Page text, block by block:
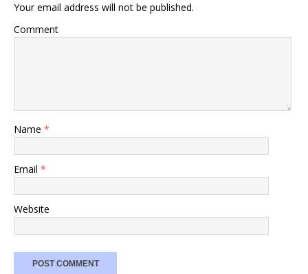
Your email address will not be published.
Comment
Name *
Email *
Website